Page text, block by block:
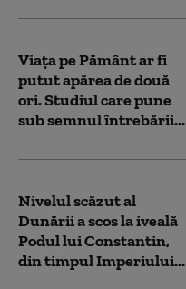
Viața pe Pământ ar fi
putut apărea de două
ori. Studiul care pune
sub semnul întrebării...
Nivelul scăzut al
Dunării a scos la iveală
Podul lui Constantin,
din timpul Imperiului...